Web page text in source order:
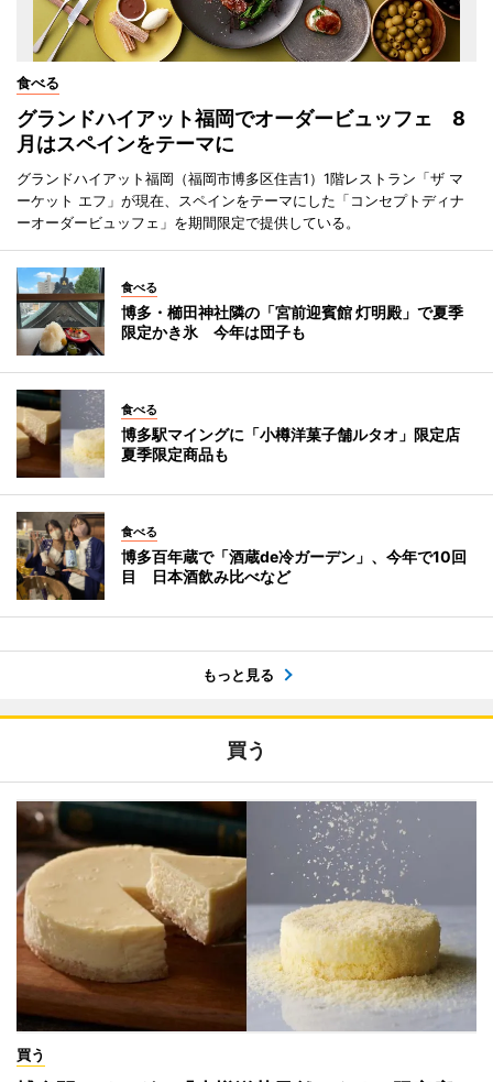
食べる
グランドハイアット福岡でオーダービュッフェ 8
月はスペインをテーマに
グランドハイアット福岡（福岡市博多区住吉1）1階レストラン「ザ マ
ーケット エフ」が現在、スペインをテーマにした「コンセプトディナ
ーオーダービュッフェ」を期間限定で提供している。
食べる
博多・櫛田神社隣の「宮前迎賓館 灯明殿」で夏季
限定かき氷 今年は団子も
食べる
博多駅マイングに「小樽洋菓子舗ルタオ」限定店
夏季限定商品も
食べる
博多百年蔵で「酒蔵de冷ガーデン」、今年で10回
目 日本酒飲み比べなど
もっと見る
買う
買う